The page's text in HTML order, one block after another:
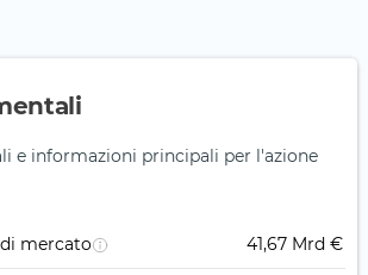
e informazioni principali per l'azione
mercato 41,67 Mrd €